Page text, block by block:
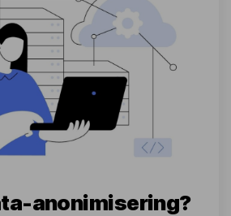
anonimisering?